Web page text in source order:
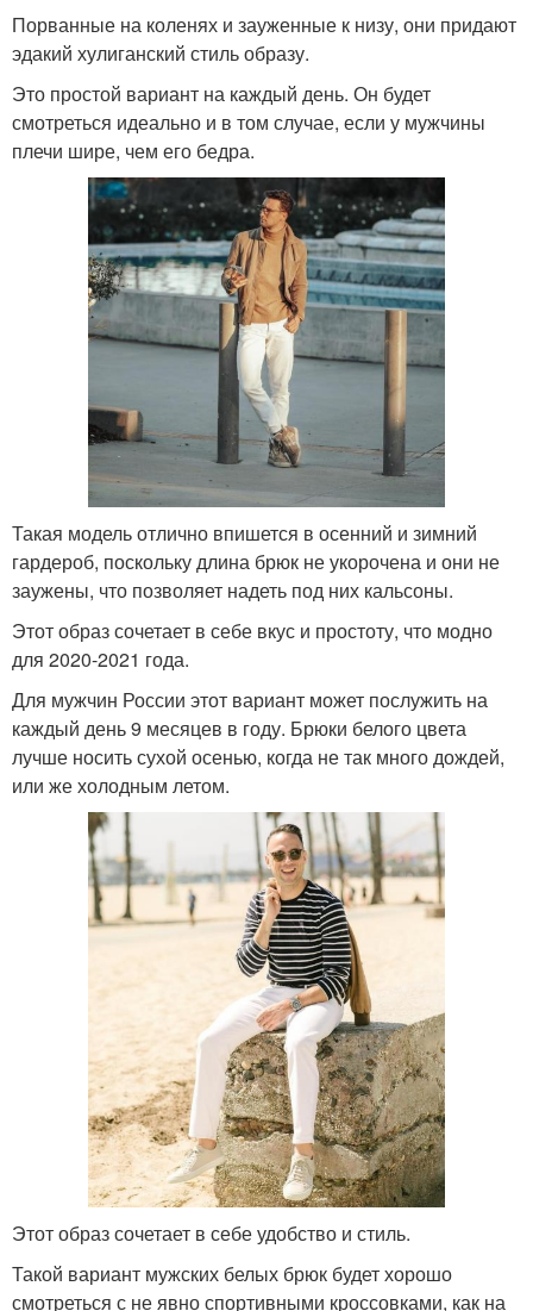
Порванные на коленях и зауженные к низу, они придают
эдакий хулиганский стиль образу.
Это простой вариант на каждый день. Он будет
смотреться идеально и в том случае, если у мужчины
плечи шире, чем его бедра.
Такая модель отлично впишется в осенний и зимний
гардероб, поскольку длина брюк не укорочена и они не
заужены, что позволяет надеть под них кальсоны.
Этот образ сочетает в себе вкус и простоту, что модно
для 2020-2021 года.
Для мужчин России этот вариант может послужить на
каждый день 9 месяцев в году. Брюки белого цвета
лучше носить сухой осенью, когда не так много дождей,
или же холодным летом.
Этот образ сочетает в себе удобство и стиль.
Такой вариант мужских белых брюк будет хорошо
смотреться с не явно спортивными кроссовками, как на